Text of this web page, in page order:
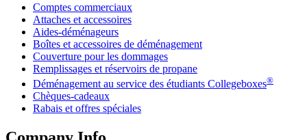
Comptes commerciaux
Attaches et accessoires
Aides-déménageurs
Boîtes et accessoires de déménagement
Couverture pour les dommages
Remplissages et réservoirs de propane
Déménagement au service des étudiants Collegeboxes®
Chèques-cadeaux
Rabais et offres spéciales